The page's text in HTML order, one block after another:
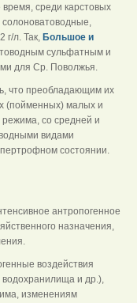
среди карстовых
г/л. Так, Большое и
сульфатным и
для Ср. Поволжья.
что преобладающим их
(пойменных) малых и
режима, со средней и
видами
состоянии.
антропогенное
назначения,
воздействия
водохранилища и др.),
изменениям